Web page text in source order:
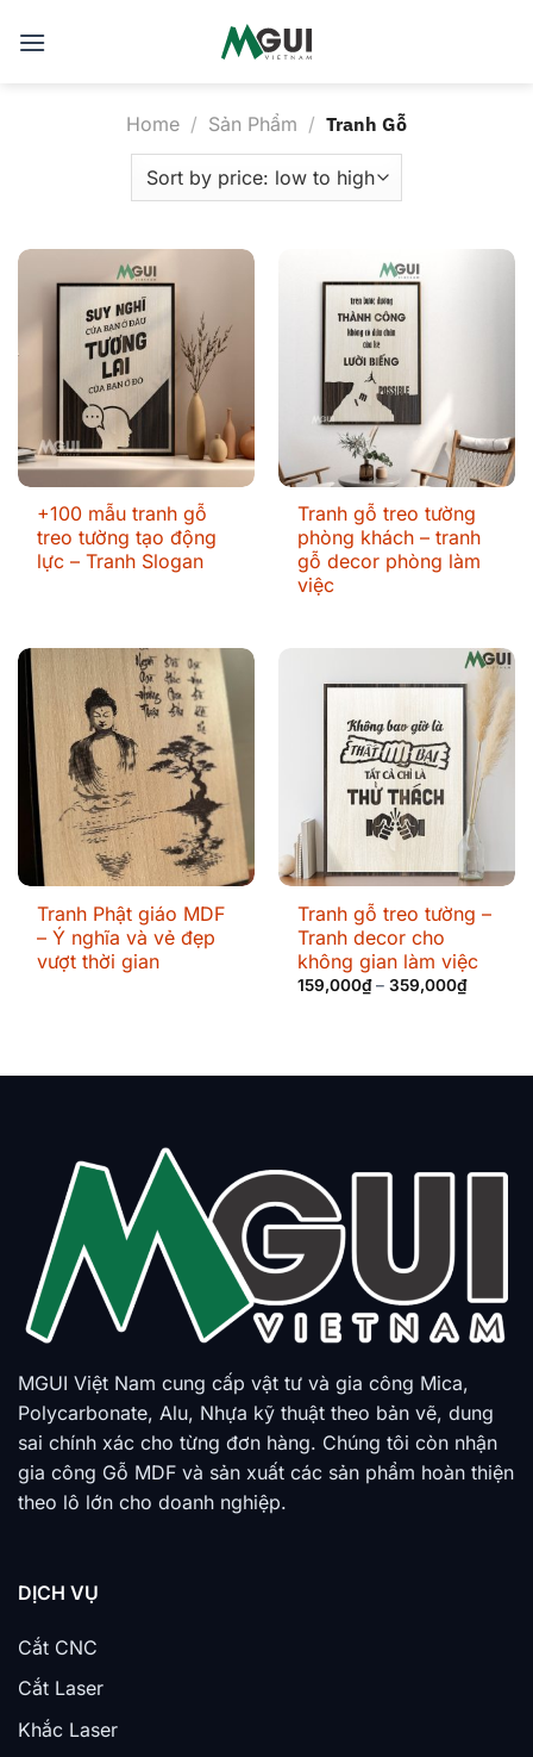
Home / Sản Phẩm / Tranh Gỗ
+100 mẫu tranh gỗ
treo tường tạo động
lực – Tranh Slogan
Tranh gỗ treo tường
phòng khách – tranh
gỗ decor phòng làm
việc
Tranh Phật giáo MDF
– Ý nghĩa và vẻ đẹp
vượt thời gian
Tranh gỗ treo tường –
Tranh decor cho
không gian làm việc
159,000₫–359,000₫
MGUI Việt Nam cung cấp vật tư và gia công Mica,
Polycarbonate, Alu, Nhựa kỹ thuật theo bản vẽ, dung
sai chính xác cho từng đơn hàng. Chúng tôi còn nhận
gia công Gỗ MDF và sản xuất các sản phẩm hoàn thiện
theo lô lớn cho doanh nghiệp.
DỊCH VỤ
Cắt CNC
Cắt Laser
Khắc Laser